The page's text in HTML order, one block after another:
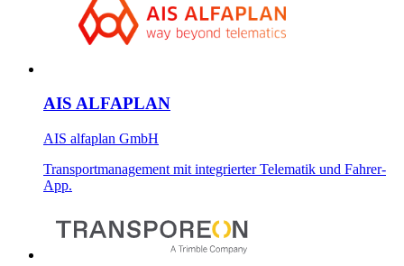
AIS ALFAPLAN
AIS alfaplan GmbH
Transportmanagement mit integrierter Telematik und Fahrer-
App.